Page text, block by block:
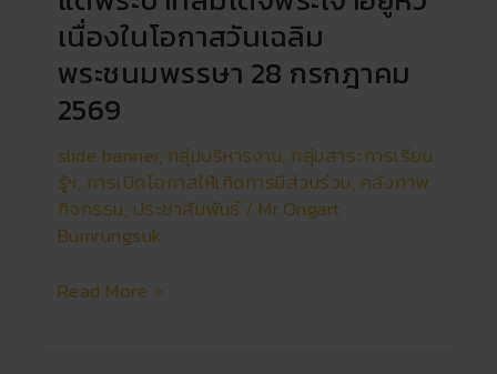
เนื่องในโอกาสวันเฉลิม
พระชนมพรรษา 28 กรกฎาคม
2569
slide banner, กลุ่มบริหารงาน, กลุ่มสาระการเรียน
รู้ฯ, การเปิดโอกาสให้เกิดการมีส่วนร่วม, คลังภาพ
กิจกรรม, ประชาสัมพันธ์/ Mr.Ongart
Bumrungsuk
Read More »